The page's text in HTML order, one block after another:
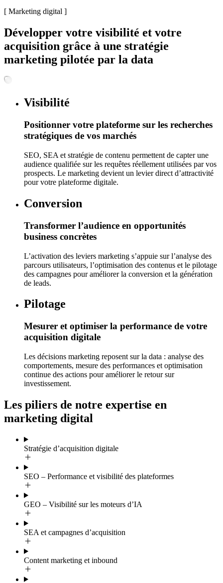
[ Marketing digital ]
Développer votre visibilité et votre
acquisition grâce à une stratégie
marketing pilotée par la data
Visibilité
Positionner votre plateforme sur les recherches
stratégiques de vos marchés
SEO, SEA et stratégie de contenu permettent de capter une
audience qualifiée sur les requêtes réellement utilisées par vos
prospects. Le marketing devient un levier direct d’attractivité
pour votre plateforme digitale.
Conversion
Transformer l’audience en opportunités
business concrètes
L’activation des leviers marketing s’appuie sur l’analyse des
parcours utilisateurs, l’optimisation des contenus et le pilotage
des campagnes pour améliorer la conversion et la génération
de leads.
Pilotage
Mesurer et optimiser la performance de votre
acquisition digitale
Les décisions marketing reposent sur la data : analyse des
comportements, mesure des performances et optimisation
continue des actions pour améliorer le retour sur
investissement.
Les piliers de notre expertise en
marketing digital
Stratégie d’acquisition digitale
SEO – Performance et visibilité des plateformes
GEO – Visibilité sur les moteurs d’IA
SEA et campagnes d’acquisition
Content marketing et inbound